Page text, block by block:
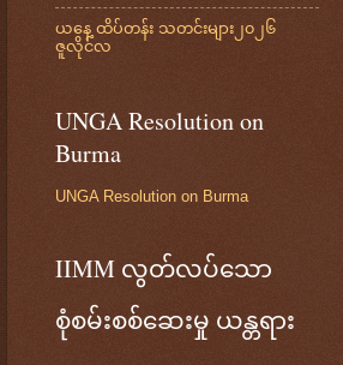
ယနေ့ ထိပ်တန်း သတင်းများ၂၀၂၆
ဇူလိုင်လ
UNGA Resolution on
Burma
UNGA Resolution on Burma
IIMM လွတ်လပ်သော
စုံစမ်းစစ်ဆေးမှု ယန္တရား